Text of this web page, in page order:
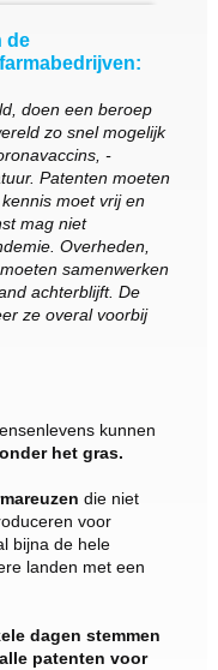
de
doen een beroep
zo snel mogelijk
-
Patenten moeten
moet vrij en
mag niet
Overheden,
samenwerken
achterblijft. De
ze overal voorbij
kunnen
het gras.
die niet
voor
bijna de hele
landen met een
dagen stemmen
patenten voor